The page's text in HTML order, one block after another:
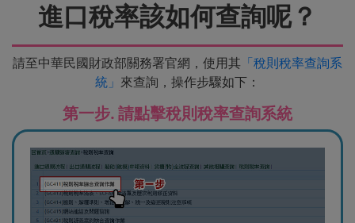
進口稅率該如何查詢呢？
請至中華民國財政部關務署官網，使用其 「稅則稅率查詢系
統」 來查詢，操作步驟如下：
第一步. 請點擊稅則稅率查詢系統